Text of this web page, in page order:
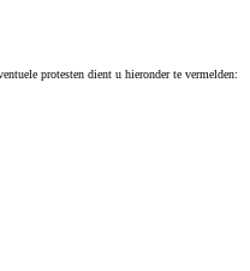
protesten dient u hieronder te vermelden: